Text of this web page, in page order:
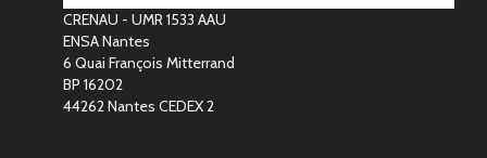
CRENAU - UMR 1533 AAU
ENSA Nantes
6 Quai François Mitterrand
BP 16202
44262 Nantes CEDEX 2